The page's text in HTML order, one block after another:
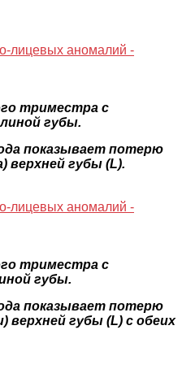
триместра с
губы.
показывает потерю
верхней губы (L).
триместра с
губы.
показывает потерю
верхней губы (L) с обеих